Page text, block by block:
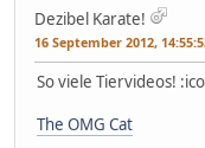
Dezibel Karate!
16 September 2012,
So viele Tiervideos!
The OMG Cat